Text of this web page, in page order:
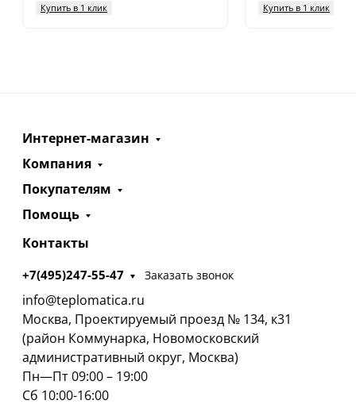
Купить в 1 клик Купить в 1 клик
Интернет-магазин
Компания
Покупателям
Помощь
Контакты
+7(495)247-55-47 Заказать звонок
info@teplomatica.ru
Москва, Проектируемый проезд № 134, к31
(район Коммунарка, Новомосковский
административный округ, Москва)
Пн—Пт 09:00 – 19:00
Сб 10:00-16:00